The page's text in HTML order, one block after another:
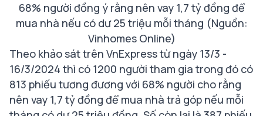
68% người đồng ý rằng nên vay 1,7 tỷ đồng để
mua nhà nếu có dư 25 triệu mỗi tháng (Nguồn:
Vinhomes Online)
Theo khảo sát trên VnExpress từ ngày 13/3 -
16/3/2024 thì có 1200 người tham gia trong đó có
813 phiếu tương đương với 68% người cho rằng
nên vay 1,7 tỷ đồng để mua nhà trả góp nếu mỗi